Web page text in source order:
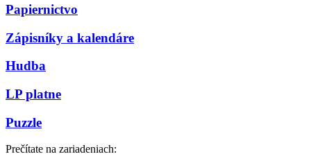
Papiernictvo
Zápisníky a kalendáre
Hudba
LP platne
Puzzle
Prečítate na zariadeniach: